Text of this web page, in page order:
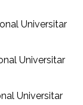
Universitar
Universitar
Universitar